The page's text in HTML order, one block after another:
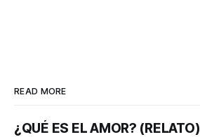
READ MORE
¿QUÉ ES EL AMOR? (RELATO)